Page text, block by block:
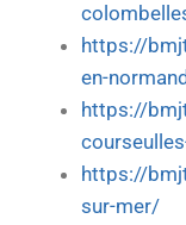
https://
en-
https://
https://
sur-mer/